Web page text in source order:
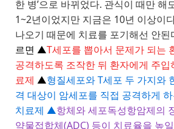
한 병’으로 바뀌었다. 관식이 때만 해
1~2년이었지만 지금은 10년 이상이
나오기 때문에 치료를 포기해선 안된
르면 ▲T세포를 뽑아서 문제가 되는
공격하도록 조작한 뒤 환자에게 주입
료제 ▲형질세포와 T세포 두 가지와
격 대상이 암세포를 직접 공격하게
치료제 ▲항체와 세포독성항암제의
약물접합체(ADC) 등이 치료율을 높